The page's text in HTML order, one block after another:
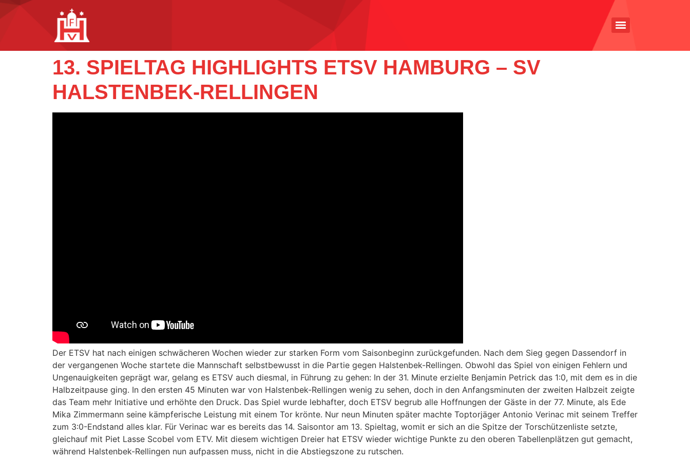
13. SPIELTAG HIGHLIGHTS ETSV HAMBURG – SV
HALSTENBEK-RELLINGEN
Der ETSV hat nach einigen schwächeren Wochen wieder zur starken Form vom Saisonbeginn zurückgefunden. Nach dem Sieg gegen Dassendorf in
der vergangenen Woche startete die Mannschaft selbstbewusst in die Partie gegen Halstenbek-Rellingen. Obwohl das Spiel von einigen Fehlern und
Ungenauigkeiten geprägt war, gelang es ETSV auch diesmal, in Führung zu gehen: In der 31. Minute erzielte Benjamin Petrick das 1:0, mit dem es in die
Halbzeitpause ging. In den ersten 45 Minuten war von Halstenbek-Rellingen wenig zu sehen, doch in den Anfangsminuten der zweiten Halbzeit zeigte
das Team mehr Initiative und erhöhte den Druck. Das Spiel wurde lebhafter, doch ETSV begrub alle Hoffnungen der Gäste in der 77. Minute, als Ede
Mika Zimmermann seine kämpferische Leistung mit einem Tor krönte. Nur neun Minuten später machte Toptorjäger Antonio Verinac mit seinem Treffer
zum 3:0-Endstand alles klar. Für Verinac war es bereits das 14. Saisontor am 13. Spieltag, womit er sich an die Spitze der Torschützenliste setzte,
gleichauf mit Piet Lasse Scobel vom ETV. Mit diesem wichtigen Dreier hat ETSV wieder wichtige Punkte zu den oberen Tabellenplätzen gut gemacht,
während Halstenbek-Rellingen nun aufpassen muss, nicht in die Abstiegszone zu rutschen.